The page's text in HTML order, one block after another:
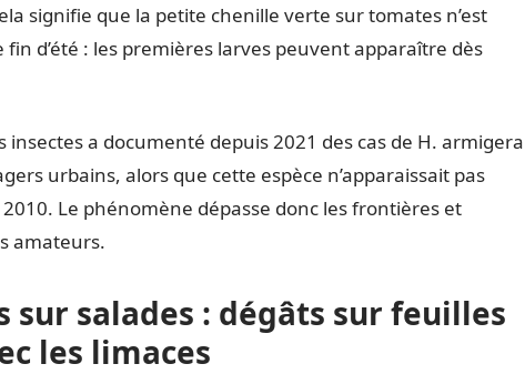
signifie que la petite chenille verte sur tomates n’est
d’été : les premières larves peuvent apparaître dès
insectes a documenté depuis 2021 des cas de H. armigera
urbains, alors que cette espèce n’apparaissait pas
Le phénomène dépasse donc les frontières et
amateurs.
sur salades : dégâts sur feuilles
les limaces